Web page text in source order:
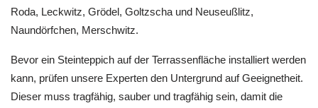
Roda, Leckwitz, Grödel, Goltzscha und Neuseußlitz,
Naundörfchen, Merschwitz.
Bevor ein Steinteppich auf der Terrassenfläche installiert werden
kann, prüfen unsere Experten den Untergrund auf Geeignetheit.
Dieser muss tragfähig, sauber und tragfähig sein, damit die